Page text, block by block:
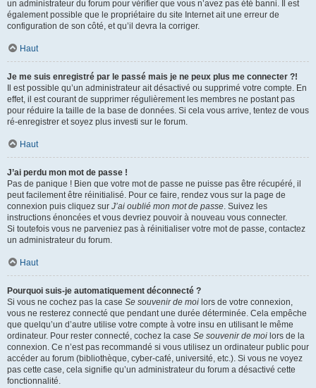
un administrateur du forum pour vérifier que vous n’avez pas été banni. Il est
également possible que le propriétaire du site Internet ait une erreur de
configuration de son côté, et qu’il devra la corriger.
Haut
Je me suis enregistré par le passé mais je ne peux plus me connecter ?!
Il est possible qu’un administrateur ait désactivé ou supprimé votre compte. En
effet, il est courant de supprimer régulièrement les membres ne postant pas
pour réduire la taille de la base de données. Si cela vous arrive, tentez de vous
ré-enregistrer et soyez plus investi sur le forum.
Haut
J’ai perdu mon mot de passe !
Pas de panique ! Bien que votre mot de passe ne puisse pas être récupéré, il
peut facilement être réinitialisé. Pour ce faire, rendez vous sur la page de
connexion puis cliquez sur J’ai oublié mon mot de passe. Suivez les
instructions énoncées et vous devriez pouvoir à nouveau vous connecter.
Si toutefois vous ne parveniez pas à réinitialiser votre mot de passe, contactez
un administrateur du forum.
Haut
Pourquoi suis-je automatiquement déconnecté ?
Si vous ne cochez pas la case Se souvenir de moi lors de votre connexion,
vous ne resterez connecté que pendant une durée déterminée. Cela empêche
que quelqu’un d’autre utilise votre compte à votre insu en utilisant le même
ordinateur. Pour rester connecté, cochez la case Se souvenir de moi lors de la
connexion. Ce n’est pas recommandé si vous utilisez un ordinateur public pour
accéder au forum (bibliothèque, cyber-café, université, etc.). Si vous ne voyez
pas cette case, cela signifie qu’un administrateur du forum a désactivé cette
fonctionnalité.